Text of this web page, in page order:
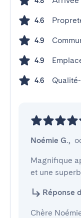
4.6
4.9
4.9
4.6
Noémie G.,
Magnifique
et une
Réponse
Chère